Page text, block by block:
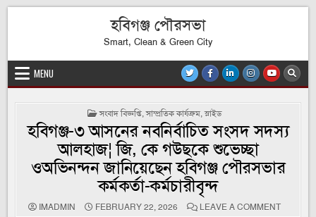
হবিগঞ্জ পৌরসভা
Smart, Clean & Green City
MENU
POSTED
সংবাদ বিজ্ঞপ্তি,সাম্প্রতিক কার্যক্রম,স্লাইড
হবিগঞ্জ-৩ আসনের নবনির্বাচিত সংসদ সদস্য
আলহাজ¦ জি, কে গউছকে শুভেচ্ছা
ওঅভিনন্দন জানিয়েছেন হবিগঞ্জ পৌরসভার
কর্মকর্তা-কর্মচারীবৃন্দ
IMADMIN FEBRUARY 22, 2026 LEAVE A COMMENTON